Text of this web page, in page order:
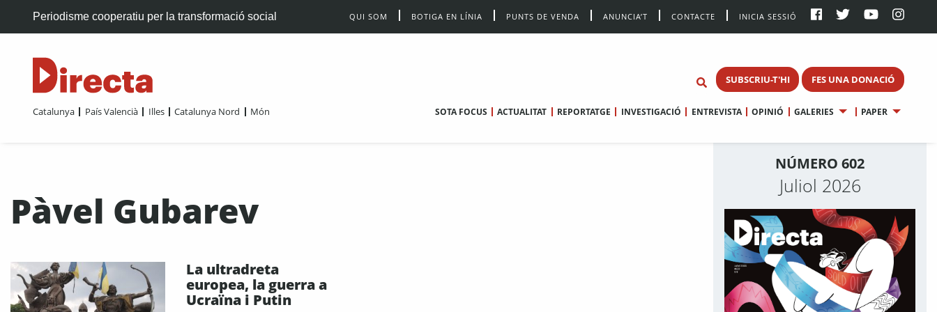
Periodisme cooperatiu per la transformació social QUI SOM BOTIGA EN LÍNIA PUNTS DE VENDA ANUNCIA’T CONTACTE INICIA SESSIÓ
SUBSCRIU-T'HI FES UNA DONACIÓ
Catalunya País Valencià Illes Catalunya Nord Món SOTA FOCUS ACTUALITAT REPORTATGE INVESTIGACIÓ ENTREVISTA OPINIÓ GALERIES PAPER
Pàvel Gubarev
La ultradreta
europea, la guerra a
Ucraïna i Putin
NÚMERO 602
Juliol 2026